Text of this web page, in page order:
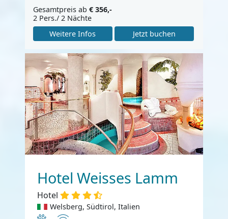
Gesamtpreis ab € 356,-
2 Pers./ 2 Nächte
Weitere Infos
Jetzt buchen
Hotel Weisses Lamm
Hotel
Welsberg, Südtirol, Italien